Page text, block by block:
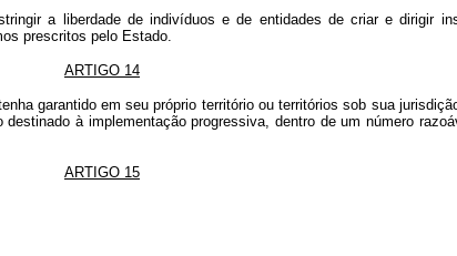
a liberdade de indivíduos e de entidades de criar e dirigir
prescritos pelo Estado.
ARTIGO 14
garantido em seu próprio território ou territórios sob sua
à implementação progressiva, dentro de um número
ARTIGO 15